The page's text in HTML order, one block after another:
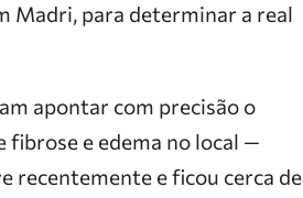
Madri, para determinar a real
apontar com precisão o
fibrose e edema no local —
recentemente e ficou cerca de